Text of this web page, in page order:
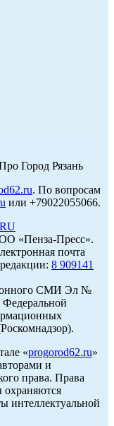
Город Рязань
. По вопросам
или +79022055066.
«Пенза-Пресс».
почта
8 909141
СМИ Эл №
«progorod62.ru»
и
права. Права
охраняются
интеллектуальной